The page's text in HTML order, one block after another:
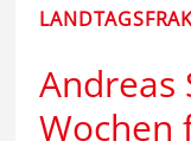
Inhalt
springen
Andreas
Wochen